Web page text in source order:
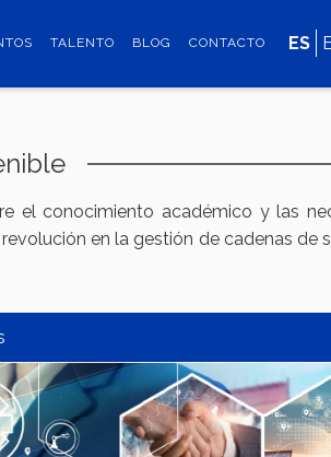
TALENTO BLOG CONTACTO ES
el conocimiento académico y las
en la gestión de cadenas de